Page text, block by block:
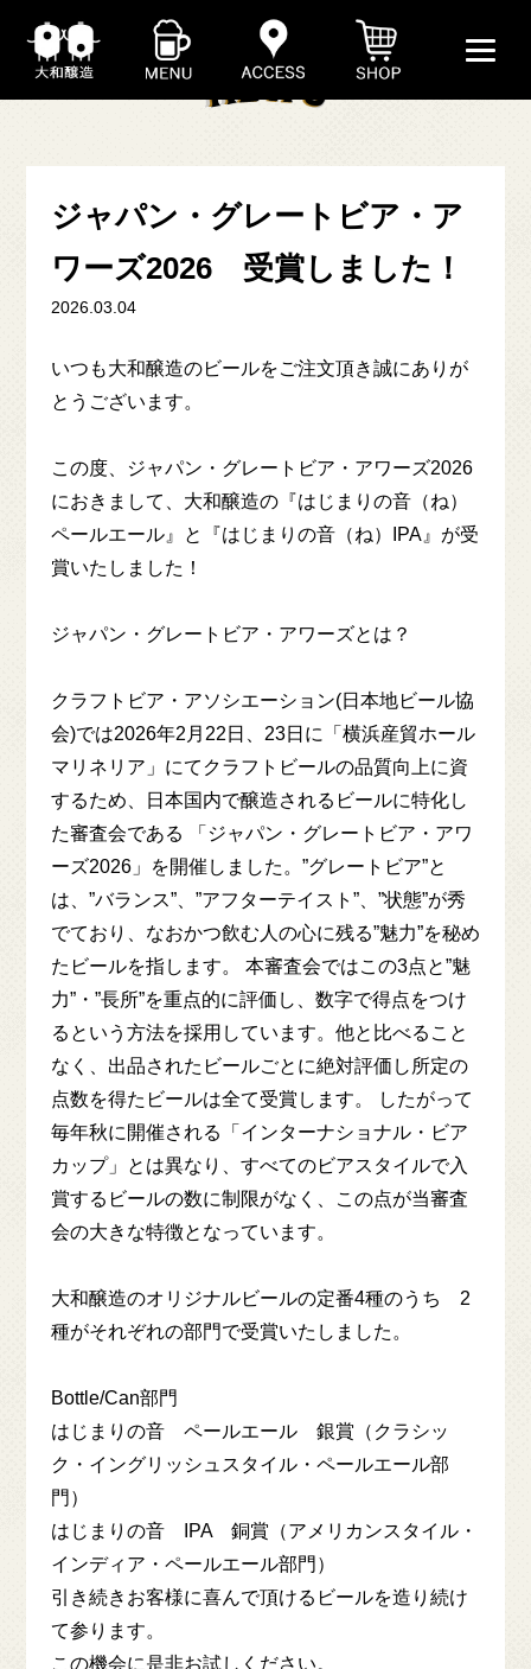
ABOUT
SHOP
COLUMN
ACCESS
NEWS
ENGLISH MENU
一般のお客様向け
ONLINE SHOP
飲食店様向け
ONLINE SHOP
大和醸造
YAMATO Brewery
YAMATO
ジャパン・グレートビア・ア
ワーズ2026 受賞しました！
2026.03.04
いつも大和醸造のビールをご注文頂き誠にありが
とうございます。
この度、ジャパン・グレートビア・アワーズ2026
におきまして、大和醸造の『はじまりの音（ね）
ペールエール』と『はじまりの音（ね）IPA』が受
賞いたしました！
ジャパン・グレートビア・アワーズとは？
クラフトビア・アソシエーション(⽇本地ビール協
会)では2026年2⽉22⽇、23⽇に「横浜産貿ホール
マリネリア」にてクラフトビールの品質向上に資
するため、⽇本国内で醸造されるビールに特化し
た審査会である 「ジャパン・グレートビア・アワ
ーズ2026」を開催しました。”グレートビア”と
は、”バランス”、”アフターテイスト”、”状態”が秀
でており、なおかつ飲む⼈の⼼に残る”魅⼒”を秘め
たビールを指します。 本審査会ではこの3点と”魅
⼒”・”⻑所”を重点的に評価し、数字で得点をつけ
るという⽅法を採⽤しています。他と⽐べること
なく、出品されたビールごとに絶対評価し所定の
点数を得たビールは全て受賞します。 したがって
毎年秋に開催される「インターナショナル・ビア
カップ」とは異なり、すべてのビアスタイルで入
賞するビールの数に制限がなく、この点が当審査
会の⼤きな特徴となっています。
大和醸造のオリジナルビールの定番4種のうち 2
種がそれぞれの部門で受賞いたしました。
Bottle/Can部門
はじまりの音 ペールエール 銀賞（クラシッ
ク・イングリッシュスタイル・ペールエール部
門）
はじまりの音 IPA 銅賞（アメリカンスタイル・
インディア・ペールエール部門）
引き続きお客様に喜んで頂けるビールを造り続け
て参ります。
この機会に是非お試しください。